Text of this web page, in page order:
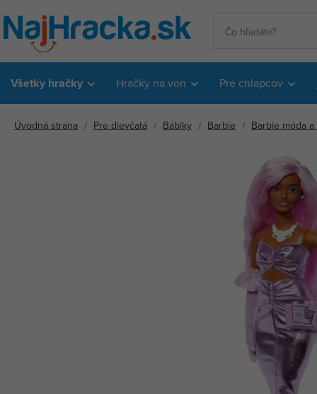
Všetky hračky Hračky na von Pre chlapcov
Úvodná strana Pre dievčatá Bábiky Barbie Barbie móda